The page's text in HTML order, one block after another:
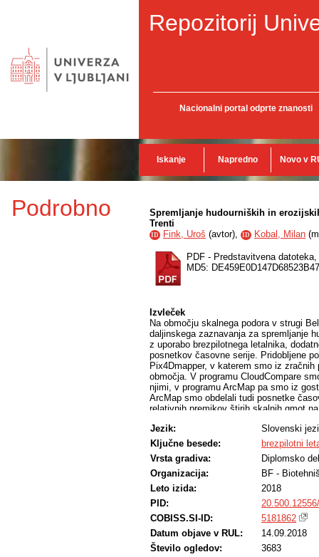
Repozitorij
Nacionalni portal odprte znanosti
Iskanje Napredno Novo v
Podrobno
Spremljanje hudourniških in
Trenti
ID Fink, Uroš (avtor), ID Kobal, Milan (
PDF - Predstavitvena datoteka,
MD5:
Izvleček
Na območju skalnega podora v strugi
daljinskega zaznavanja za spremljanje
z uporabo brezpilotnega letalnika,
posnetkov časovne serije. Pridobljene
Pix4Dmapper, v katerem smo iz
območja. V programu CloudCompare
njimi, v programu ArcMap pa smo iz
ArcMap smo obdelali tudi posnetke
relativnih premikov štirih skalnih gmot
ugotovili statistično značilen vpliv (p <
Pri ostalih treh ta učinek ni bil
hudourniških in erozijskih procesov
prostoru in času. Smiselno bi bilo na
Jezik:
Slovenski
Ključne besede:
brezpilotni
Vrsta gradiva:
Diplomsko
Organizacija:
BF -
Leto izida:
2018
PID:
COBISS.SI-ID:
5181862
Datum objave v RUL:
14.09.2018
Število ogledov:
3683